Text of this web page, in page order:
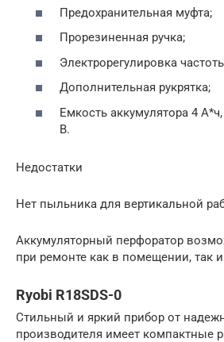
Предохранительная муфта;
Прорезиненная ручка;
Электрорегулировка
Дополнительная рукрятка;
Емкость аккумулятора 4
В.
Недостатки
Нет пыльника для вертикальной
Аккумуляторный перфоратор
при ремонте как в помещении, так
Ryobi R18SDS-0
Стильный и яркий прибор от
производителя имеет компактные